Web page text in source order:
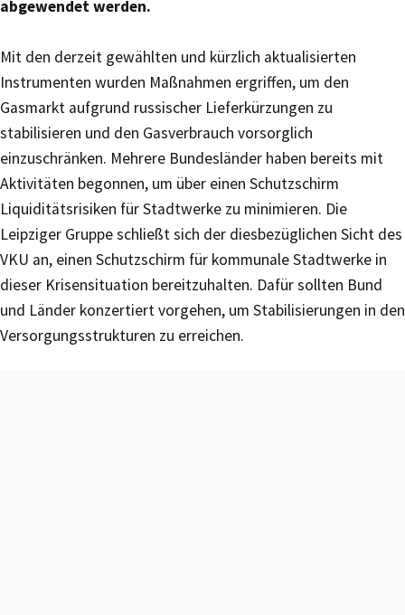
abgewendet werden.
Mit den derzeit gewählten und kürzlich aktualisierten
Instrumenten wurden Maßnahmen ergriffen, um den
Gasmarkt aufgrund russischer Lieferkürzungen zu
stabilisieren und den Gasverbrauch vorsorglich
einzuschränken. Mehrere Bundesländer haben bereits mit
Aktivitäten begonnen, um über einen Schutzschirm
Liquiditätsrisiken für Stadtwerke zu minimieren. Die
Leipziger Gruppe schließt sich der diesbezüglichen Sicht des
VKU an, einen Schutzschirm für kommunale Stadtwerke in
dieser Krisensituation bereitzuhalten. Dafür sollten Bund
und Länder konzertiert vorgehen, um Stabilisierungen in den
Versorgungsstrukturen zu erreichen.